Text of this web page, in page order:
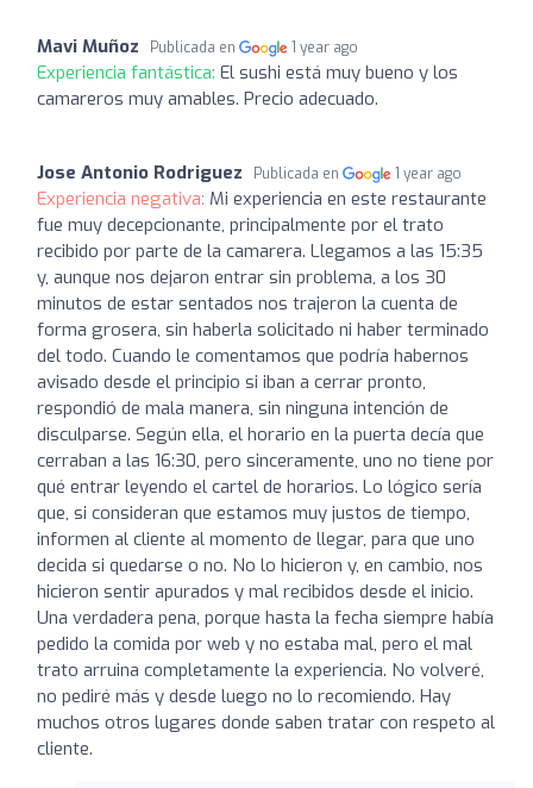
Mavi Muñoz Publicada en 1 year ago
Experiencia fantástica: El sushi está muy bueno y los
camareros muy amables. Precio adecuado.
Jose Antonio Rodriguez Publicada en 1 year ago
Experiencia negativa: Mi experiencia en este restaurante
fue muy decepcionante, principalmente por el trato
recibido por parte de la camarera. Llegamos a las 15:35
y, aunque nos dejaron entrar sin problema, a los 30
minutos de estar sentados nos trajeron la cuenta de
forma grosera, sin haberla solicitado ni haber terminado
del todo. Cuando le comentamos que podría habernos
avisado desde el principio si iban a cerrar pronto,
respondió de mala manera, sin ninguna intención de
disculparse. Según ella, el horario en la puerta decía que
cerraban a las 16:30, pero sinceramente, uno no tiene por
qué entrar leyendo el cartel de horarios. Lo lógico sería
que, si consideran que estamos muy justos de tiempo,
informen al cliente al momento de llegar, para que uno
decida si quedarse o no. No lo hicieron y, en cambio, nos
hicieron sentir apurados y mal recibidos desde el inicio.
Una verdadera pena, porque hasta la fecha siempre había
pedido la comida por web y no estaba mal, pero el mal
trato arruina completamente la experiencia. No volveré,
no pediré más y desde luego no lo recomiendo. Hay
muchos otros lugares donde saben tratar con respeto al
cliente.